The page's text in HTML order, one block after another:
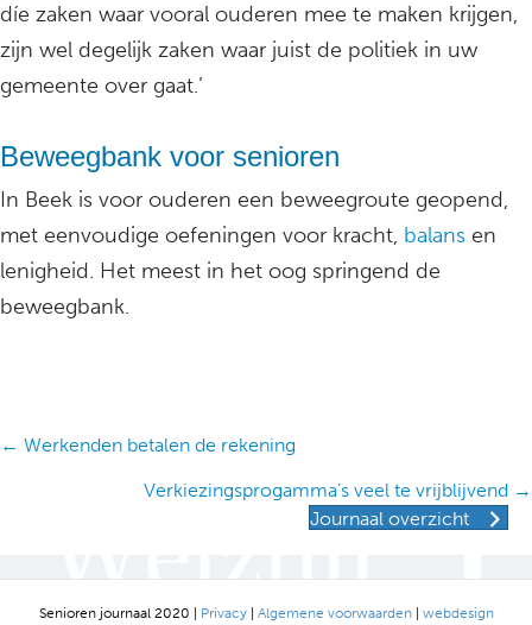
díe zaken waar vooral ouderen mee te maken krijgen,
zijn wel degelijk zaken waar juist de politiek in uw
gemeente over gaat.’
Beweegbank voor senioren
In Beek is voor ouderen een beweegroute geopend,
met eenvoudige oefeningen voor kracht, balans en
lenigheid. Het meest in het oog springend de
beweegbank.
Posts
← Werkenden betalen de rekening
Verkiezingsprogamma’s veel te vrijblijvend →
Journaal overzicht
Senioren journaal 2020 | Privacy| Algemene voorwaarden| webdesign